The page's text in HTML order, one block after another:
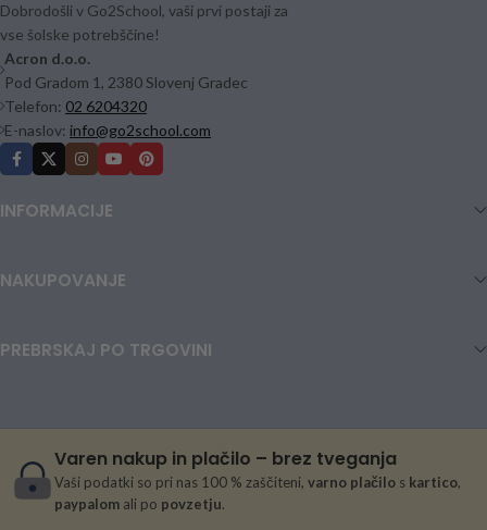
Dobrodošli v Go2School, vaši prvi postaji za
vse šolske potrebščine!
Acron d.o.o.
Pod Gradom 1, 2380 Slovenj Gradec
Telefon: 02 6204320
E-naslov: info@go2school.com
INFORMACIJE
NAKUPOVANJE
PREBRSKAJ PO TRGOVINI
Varen nakup in plačilo – brez tveganja
Vaši podatki so pri nas 100 % zaščiteni, varno plačilo s kartico,
paypalom ali po povzetju.